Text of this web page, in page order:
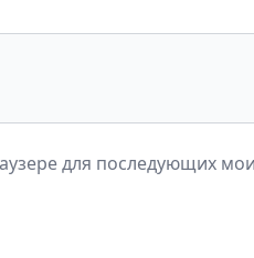
для последующих